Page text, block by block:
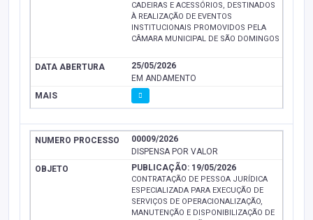
CADEIRAS E ACESSÓRIOS, DESTINADOS
À REALIZAÇÃO DE EVENTOS
INSTITUCIONAIS PROMOVIDOS PELA
CÂMARA MUNICIPAL DE SÃO DOMINGOS
25/05/2026
EM ANDAMENTO
00009/2026
DISPENSA POR VALOR
PUBLICAÇÃO: 19/05/2026
CONTRATAÇÃO DE PESSOA JURÍDICA
ESPECIALIZADA PARA EXECUÇÃO DE
SERVIÇOS DE OPERACIONALIZAÇÃO,
MANUTENÇÃO E DISPONIBILIZAÇÃO DE